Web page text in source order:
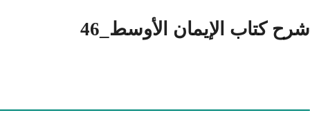
شرح كتاب الإيمان الأوسط_46